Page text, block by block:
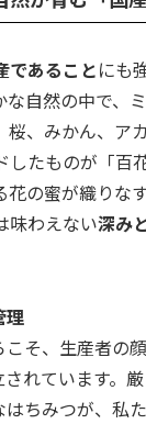
であることにも
な自然の中で、
桜、みかん、ア
したものが「百
花の蜜が織りな
味わえない深み
理
こそ、生産者の
されています。
はちみつが、私